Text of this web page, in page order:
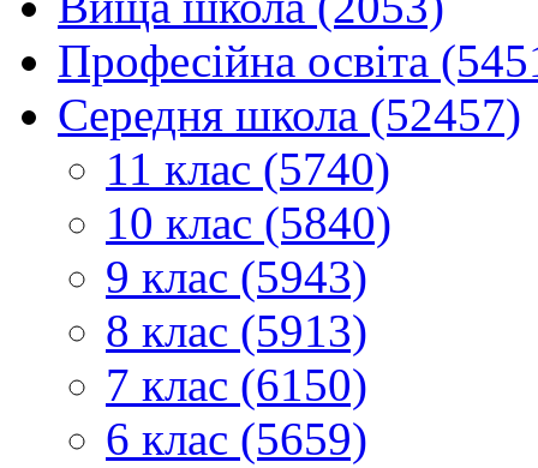
Професійна освіта
Середня школа (52457)
11 клас (5740)
10 клас (5840)
9 клас (5943)
8 клас (5913)
7 клас (6150)
6 клас (5659)